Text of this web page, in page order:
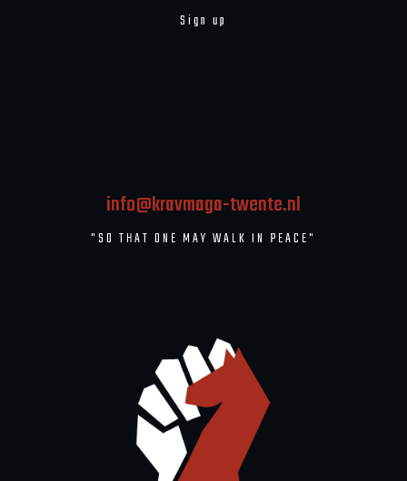
Sign up
info@kravmaga-twente.nl
"SO THAT ONE MAY WALK IN PEACE"